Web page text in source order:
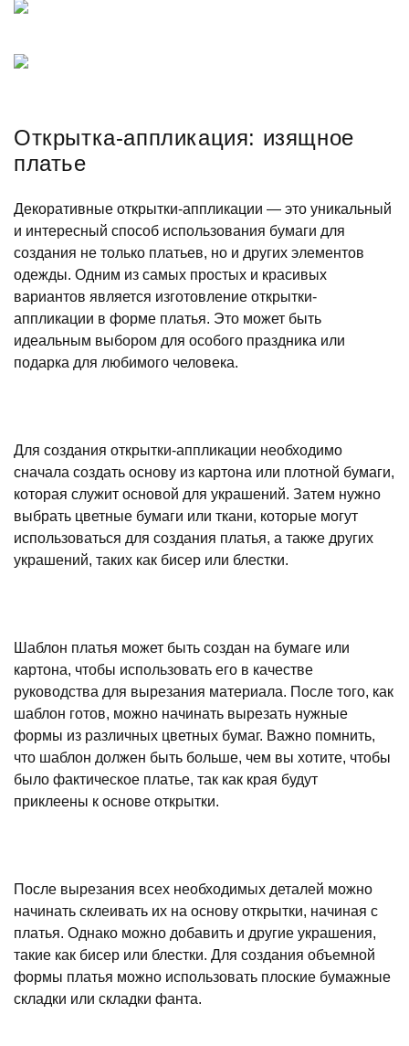
Открытка-аппликация: изящное
платье
Декоративные открытки-аппликации — это уникальный
и интересный способ использования бумаги для
создания не только платьев, но и других элементов
одежды. Одним из самых простых и красивых
вариантов является изготовление открытки-
аппликации в форме платья. Это может быть
идеальным выбором для особого праздника или
подарка для любимого человека.
Для создания открытки-аппликации необходимо
сначала создать основу из картона или плотной бумаги,
которая служит основой для украшений. Затем нужно
выбрать цветные бумаги или ткани, которые могут
использоваться для создания платья, а также других
украшений, таких как бисер или блестки.
Шаблон платья может быть создан на бумаге или
картона, чтобы использовать его в качестве
руководства для вырезания материала. После того, как
шаблон готов, можно начинать вырезать нужные
формы из различных цветных бумаг. Важно помнить,
что шаблон должен быть больше, чем вы хотите, чтобы
было фактическое платье, так как края будут
приклеены к основе открытки.
После вырезания всех необходимых деталей можно
начинать склеивать их на основу открытки, начиная с
платья. Однако можно добавить и другие украшения,
такие как бисер или блестки. Для создания объемной
формы платья можно использовать плоские бумажные
складки или складки фанта.